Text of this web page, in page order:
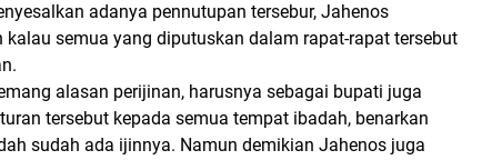
adanya pennutupan tersebur, Jahenos
kalau semua yang diputuskan dalam rapat-rapat tersebut
alasan perijinan, harusnya sebagai bupati juga
tersebut kepada semua tempat ibadah, benarkan
sudah ada ijinnya. Namun demikian Jahenos juga